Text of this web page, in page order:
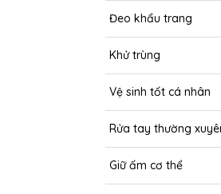
Đeo khẩu trang
Khử trùng
Vệ sinh tốt cá nhân
Rửa tay thường
Giữ ấm cơ thể